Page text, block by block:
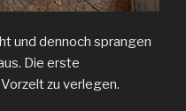
und dennoch sprangen
Die erste
zu verlegen.